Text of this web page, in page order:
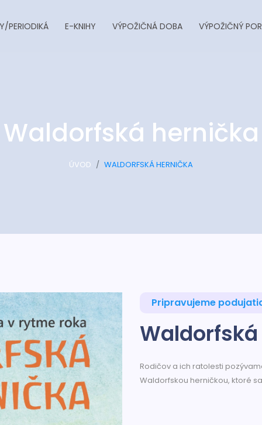
PERIODIKÁ E-KNIHY VÝPOŽIČNÁ DOBA VÝPOŽIČNÝ
Waldorfská hernička
ÚVOD WALDORFSKÁ HERNIČKA
Pripravujeme
Rodičov a ich ratolesti
Waldorfskou herničkou, ktoré